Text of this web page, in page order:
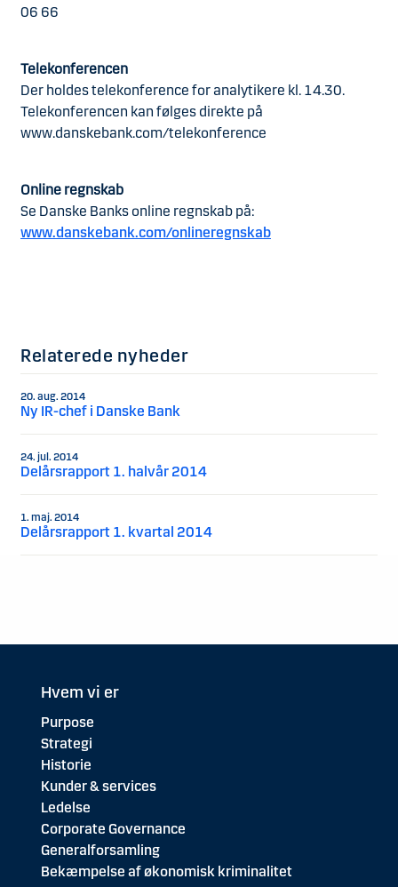
06 66
Telekonferencen
Der holdes telekonference for analytikere kl. 14.30.
Telekonferencen kan følges direkte på
www.danskebank.com/telekonference
Online regnskab
Se Danske Banks online regnskab på:
www.danskebank.com/onlineregnskab
Relaterede nyheder
20. aug. 2014
Ny IR-chef i Danske Bank
24. jul. 2014
Delårsrapport 1. halvår 2014
1. maj. 2014
Delårsrapport 1. kvartal 2014
Hvem vi er
Purpose
Strategi
Historie
Kunder & services
Ledelse
Corporate Governance
Generalforsamling
Bekæmpelse af økonomisk kriminalitet